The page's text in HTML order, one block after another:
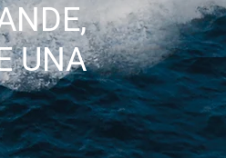
UNA